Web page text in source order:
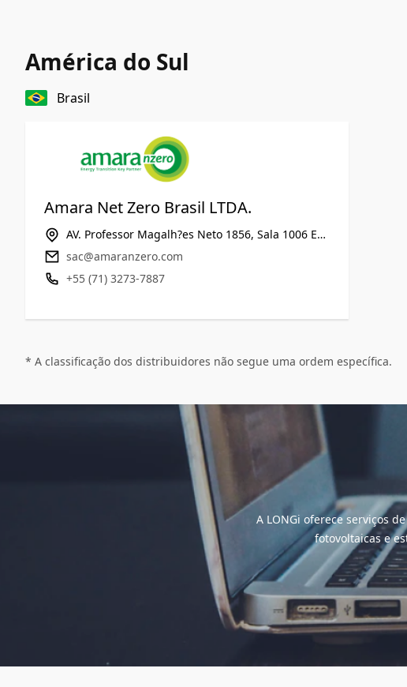
América do Sul
Brasil
Amara Net Zero Brasil LTDA.
AV. Professor Magalh?es Neto 1856, Sala 1006 Edif TK Tower, 41.810-012, Pituba, Salvador-BA, BRAZIL
sac@amaranzero.com
‪+55 (71) 3273-7887
* A classificação dos distribuidores não segue uma ordem específica.
A LONGi oferece serviços
fotovoltaicas e